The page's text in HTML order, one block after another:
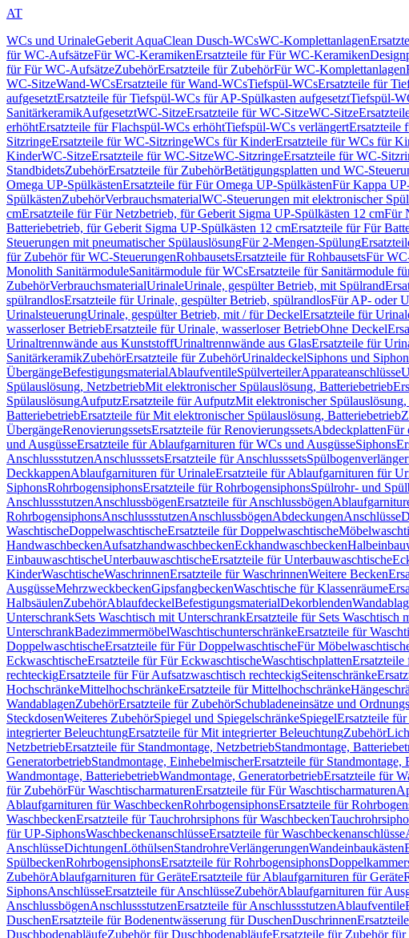
AT
WCs und UrinaleGeberit AquaClean Dusch-WCsWC-Komplettanlagen
für WC-AufsätzeFür WC-KeramikenErsatzteile für Für WC-Keramiken
für Für WC-AufsätzeZubehörErsatzteile für ZubehörFür WC-Komplettanlagen
WC-SitzeWand-WCsErsatzteile für Wand-WCsTiefspül-WCsErsatzteile für
aufgesetztErsatzteile für Tiefspül-WCs für AP-Spülkasten aufgesetztTiefspül-
SanitärkeramikAufgesetztWC-SitzeErsatzteile für WC-SitzeWC-Sitze
erhöhtErsatzteile für Flachspül-WCs erhöhtTiefspül-WCs verlängertErsatzteile
SitzringeErsatzteile für WC-SitzringeWCs für KinderErsatzteile für WCs für
KinderWC-SitzeErsatzteile für WC-SitzeWC-SitzringeErsatzteile für WC-
StandbidetsZubehörErsatzteile für ZubehörBetätigungsplatten und WC-
Omega UP-SpülkästenErsatzteile für Für Omega UP-SpülkästenFür Kappa
SpülkästenZubehörVerbrauchsmaterialWC-Steuerungen mit elektronischer
cmErsatzteile für Für Netzbetrieb, für Geberit Sigma UP-Spülkästen 12 cmFür
Batteriebetrieb, für Geberit Sigma UP-Spülkästen 12 cmErsatzteile für Für
Steuerungen mit pneumatischer SpülauslösungFür 2-Mengen-Spülung
für Zubehör für WC-SteuerungenRohbausetsErsatzteile für RohbausetsFür
Monolith SanitärmoduleSanitärmodule für WCsErsatzteile für Sanitärmodule
ZubehörVerbrauchsmaterialUrinaleUrinale, gespülter Betrieb, mit Spülrand
spülrandlosErsatzteile für Urinale, gespülter Betrieb, spülrandlosFür AP- oder
UrinalsteuerungUrinale, gespülter Betrieb, mit / für DeckelErsatzteile für
wasserloser BetriebErsatzteile für Urinale, wasserloser BetriebOhne Deckel
Urinaltrennwände aus KunststoffUrinaltrennwände aus GlasErsatzteile für
SanitärkeramikZubehörErsatzteile für ZubehörUrinaldeckelSiphons und
ÜbergängeBefestigungsmaterialAblaufventileSpülverteilerApparateanschlüsse
Spülauslösung, NetzbetriebMit elektronischer Spülauslösung, Batteriebetrieb
SpülauslösungAufputzErsatzteile für AufputzMit elektronischer
BatteriebetriebErsatzteile für Mit elektronischer Spülauslösung, Batteriebetrieb
ÜbergängeRenovierungssetsErsatzteile für RenovierungssetsAbdeckplattenFür
und AusgüsseErsatzteile für Ablaufgarnituren für WCs und AusgüsseSiphons
AnschlussstutzenAnschlusssetsErsatzteile für Anschlusssets
DeckkappenAblaufgarnituren für UrinaleErsatzteile für Ablaufgarnituren für
SiphonsRohrbogensiphonsErsatzteile für RohrbogensiphonsSpülrohr- und
AnschlussstutzenAnschlussbögenErsatzteile für Anschlussbögen
RohrbogensiphonsAnschlussstutzenAnschlussbögenAbdeckungenAnschlüsse
WaschtischeDoppelwaschtischeErsatzteile für Doppelwaschtische
HandwaschbeckenAufsatzhandwaschbeckenEckhandwaschbecken
EinbauwaschtischeUnterbauwaschtischeErsatzteile für Unterbauwaschtische
KinderWaschtischeWaschrinnenErsatzteile für WaschrinnenWeitere Becken
AusgüsseMehrzweckbeckenGipsfangbeckenWaschtische für Klassenräume
HalbsäulenZubehörAblaufdeckelBefestigungsmaterialDekorblenden
UnterschrankSets Waschtisch mit UnterschrankErsatzteile für Sets Waschtisch
UnterschrankBadezimmermöbelWaschtischunterschränkeErsatzteile für
DoppelwaschtischeErsatzteile für Für DoppelwaschtischeFür
EckwaschtischeErsatzteile für Für EckwaschtischeWaschtischplattenErsatzteile
rechteckigErsatzteile für Für Aufsatzwaschtisch rechteckigSeitenschränke
HochschränkeMittelhochschränkeErsatzteile für Mittelhochschränke
WandablagenZubehörErsatzteile für ZubehörSchubladeneinsätze und
SteckdosenWeiteres ZubehörSpiegel und SpiegelschränkeSpiegelErsatzteile für
integrierter BeleuchtungErsatzteile für Mit integrierter BeleuchtungZubehör
NetzbetriebErsatzteile für Standmontage, NetzbetriebStandmontage,
GeneratorbetriebStandmontage, EinhebelmischerErsatzteile für Standmontage,
Wandmontage, BatteriebetriebWandmontage, GeneratorbetriebErsatzteile für
für ZubehörFür WaschtischarmaturenErsatzteile für Für Waschtischarmaturen
Ablaufgarnituren für WaschbeckenRohrbogensiphonsErsatzteile für
WaschbeckenErsatzteile für Tauchrohrsiphons für Waschbecken
für UP-SiphonsWaschbeckenanschlüsseErsatzteile für Waschbeckenanschlüsse
AnschlüsseDichtungenLöthülsenStandrohreVerlängerungenWandeinbaukästen
SpülbeckenRohrbogensiphonsErsatzteile für Rohrbogensiphons
ZubehörAblaufgarnituren für GeräteErsatzteile für Ablaufgarnituren für Geräte
SiphonsAnschlüsseErsatzteile für AnschlüsseZubehörAblaufgarnituren für
AnschlussbögenAnschlussstutzenErsatzteile für AnschlussstutzenAblaufventile
DuschenErsatzteile für Bodenentwässerung für DuschenDuschrinnen
DuschbodenabläufeZubehör für DuschbodenabläufeErsatzteile für Zubehör